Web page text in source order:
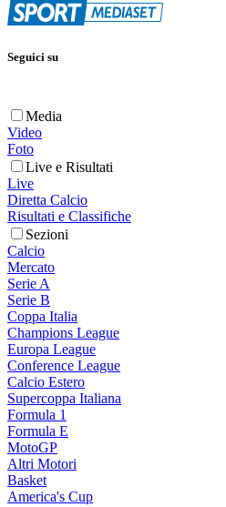
Seguici su
Media
Video
Foto
Live e Risultati
Live
Diretta Calcio
Risultati e Classifiche
Sezioni
Calcio
Mercato
Serie A
Serie B
Coppa Italia
Champions League
Europa League
Conference League
Calcio Estero
Supercoppa Italiana
Formula 1
Formula E
MotoGP
Altri Motori
Basket
America's Cup